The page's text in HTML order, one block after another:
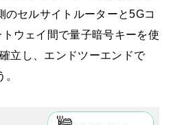
のセルサイトルーターと5Gコ
ウェイ間で量子暗号キーを使
立し、エンドツーエンドで